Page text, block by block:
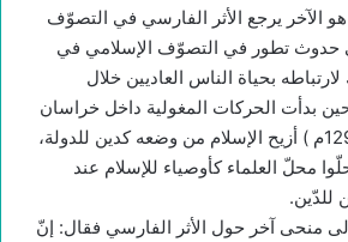
فإنّه هو الآخر يرجع الأثر الفارسي في التصوّف
حدوث تطور في التصوّف الإسلامي في
لارتباطه بحياة الناس العاديين خلال
بدأت الحركات المغولية داخل خراسان
(616-692هـ / 1219-1292م ) أزيح الإسلام من وضعه كدين للدولة،
محلّ العلماء كأوصياء للإسلام عند
للدّين.
منحى آخر حول الأثر الفارسي فقال: إنّ